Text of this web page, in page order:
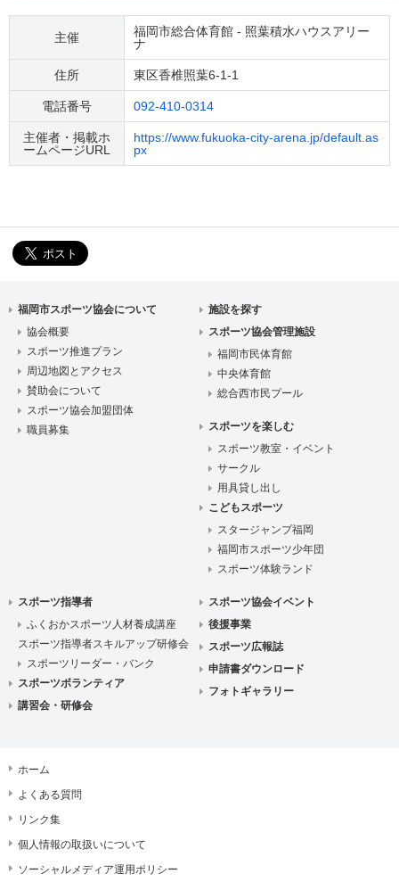
主催
福岡市総合体育館 - 照葉積水ハウスアリー
ナ
住所 東区香椎照葉6-1-1
電話番号 092-410-0314
主催者・掲載ホ
ームページURL
https://www.fukuoka-city-arena.jp/default.as
px
福岡市スポーツ協会について
協会概要
スポーツ推進プラン
周辺地図とアクセス
賛助会について
スポーツ協会加盟団体
職員募集
施設を探す
スポーツ協会管理施設
福岡市民体育館
中央体育館
総合西市民プール
スポーツを楽しむ
スポーツ教室・イベント
サークル
用具貸し出し
こどもスポーツ
スタージャンプ福岡
福岡市スポーツ少年団
スポーツ体験ランド
スポーツ指導者
ふくおかスポーツ人材養成講座
スポーツ指導者スキルアップ研修会
スポーツリーダー・バンク
スポーツボランティア
講習会・研修会
スポーツ協会イベント
後援事業
スポーツ広報誌
申請書ダウンロード
フォトギャラリー
ホーム
よくある質問
リンク集
個人情報の取扱いについて
ソーシャルメディア運用ポリシー